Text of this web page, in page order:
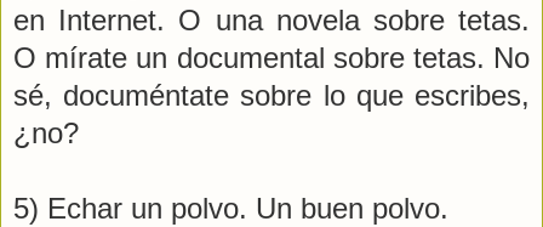
en Internet. O una novela sobre tetas.
O mírate un documental sobre tetas. No
sé, documéntate sobre lo que escribes,
¿no?
5) Echar un polvo. Un buen polvo.